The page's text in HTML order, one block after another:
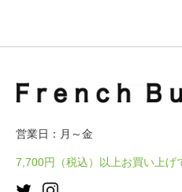
営業日：月～金
7,700円（税込）以上お買い上げ